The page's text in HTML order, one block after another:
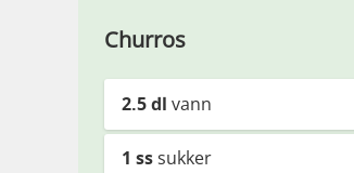
Churros
2.5dl vann
1 sssukker